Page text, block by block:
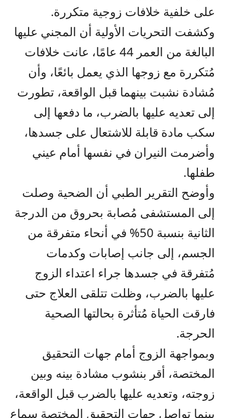
على خلفية خلافات زوجية متكررة.
وكشفت التحريات الأولية أن المجني عليها
البالغة من العمر 44 عامًا، عانت خلافات
مُتكررة مع زوجها الذي يعمل بائعًا، وأن
مُشادة نشبت بينهما قبل الواقعة، تطورت
إلى تعديه عليها بالضرب، ما دفعها إلى
سكب مادة قابلة للاشتعال على جسدها،
وأضرمت النيران في نفسها أمام عيني
طفلها.
وأوضح التقرير الطبي أن الضحية وصلت
إلى المستشفى مُصابة بحروق من الدرجة
الثانية بنسبة 50% في أنحاء متفرقة من
الجسم، إلى جانب إصابات وكدمات
مُتفرقة في جسدها جراء اعتداء الزوج
عليها بالضرب، وظلت تتلقى العلاج حتى
فارقت الحياة مُتأثرة بحالتها الصحية
الحرجة.
وبمواجهة الزوج أمام جهات التحقيق
المختصة، أقر بنشوب مشادة بينه وبين
زوجته، وتعديه عليها بالضرب قبل الواقعة،
بينما تواصل جهات التحقيق المختصة سماع